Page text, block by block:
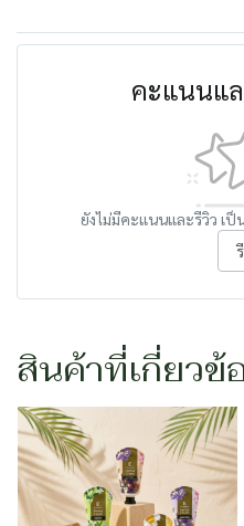
คะแนนแ
ยังไม่มีคะแนนและรีวิว เ
สินค้าที่เกี่ยวข้